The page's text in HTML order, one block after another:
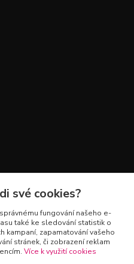
své cookies?
fungování našeho e-
také ke sledování statistik o
kampaní, zapamatování vašeho
stránek, či zobrazení reklam
Více k využití cookies